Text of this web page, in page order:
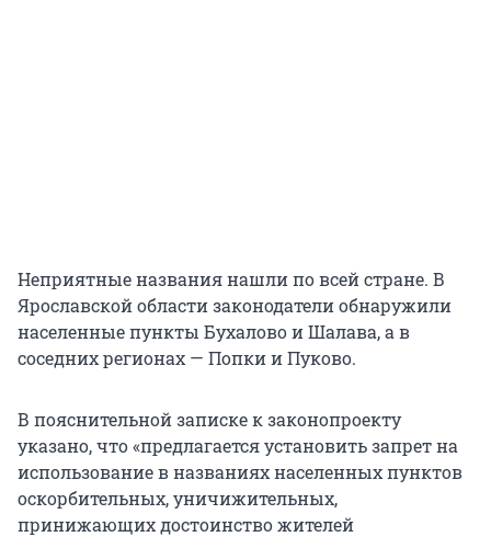
Неприятные названия нашли по всей стране. В
Ярославской области законодатели обнаружили
населенные пункты Бухалово и Шалава, а в
соседних регионах — Попки и Пуково.
В пояснительной записке к законопроекту
указано, что «предлагается установить запрет на
использование в названиях населенных пунктов
оскорбительных, уничижительных,
принижающих достоинство жителей